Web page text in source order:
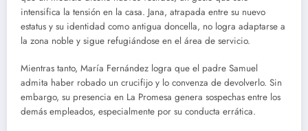
intensifica la tensión en la casa. Jana, atrapada entre su nuevo
estatus y su identidad como antigua doncella, no logra adaptarse a
la zona noble y sigue refugiándose en el área de servicio.
Mientras tanto, María Fernández logra que el padre Samuel
admita haber robado un crucifijo y lo convenza de devolverlo. Sin
embargo, su presencia en La Promesa genera sospechas entre los
demás empleados, especialmente por su conducta errática.